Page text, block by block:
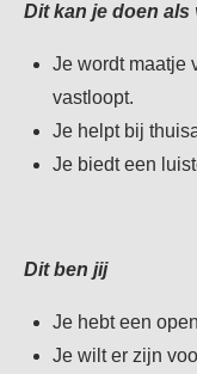
Dit kan je doen als
Je wordt maatje
vastloopt.
Je helpt bij
Je biedt een
Dit ben jij
Je hebt een
Je wilt er zijn